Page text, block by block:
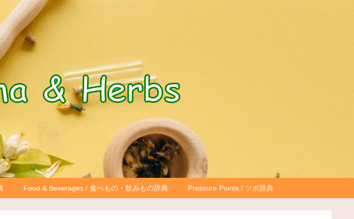
Food & Beverages / 食べもの・飲みもの辞典 Pressure Points / ツボ辞典